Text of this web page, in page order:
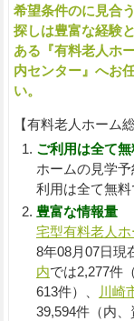
希望条件のに見合
探しは豊富な経験
ある『有料老人ホ
内センター』へお
い。
【有料老人ホーム
ご利用は全て無
ホームの見学
利用は全て無料
豊富な情報量
宅型有料老人ホ
8年08月07日現
内では2,277件
613件）、
川崎
39,594件（内